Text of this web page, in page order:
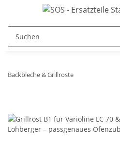
Backbleche & Grillroste